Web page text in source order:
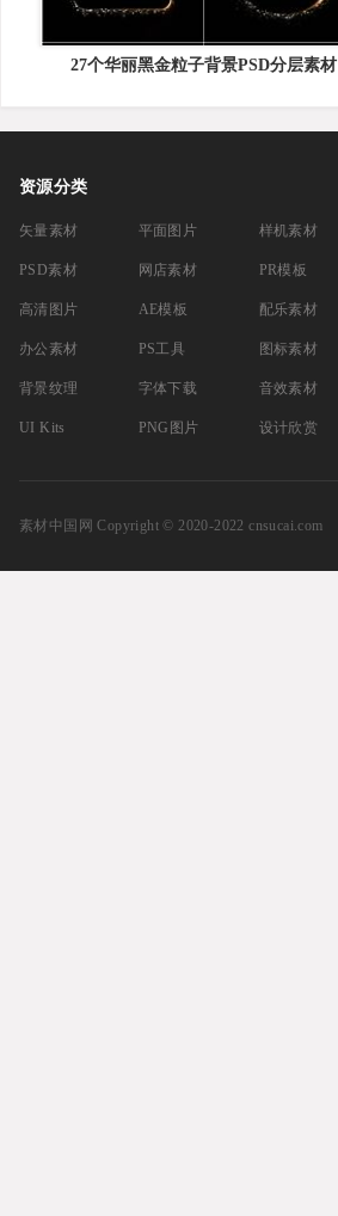
27个华丽黑金粒子背景PSD分层素材
资源分类
矢量素材
PSD素材
高清图片
办公素材
背景纹理
UI Kits
平面图片
网店素材
AE模板
PS工具
字体下载
PNG图片
样机素材
PR模板
配乐素材
图标素材
音效素材
设计欣赏
素材中国网 Copyright © 2020-2022 cnsucai.com